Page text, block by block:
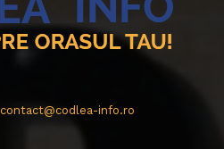
contact@codlea-info.ro